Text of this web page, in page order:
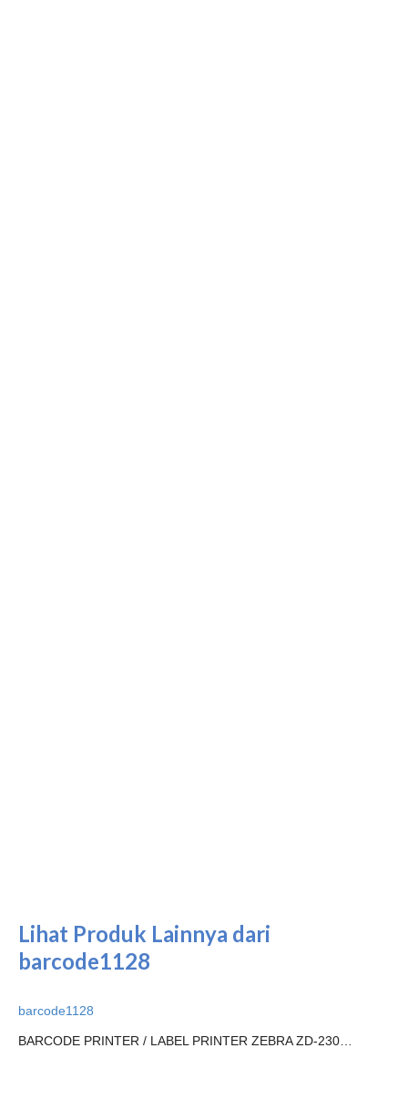
Lihat Produk Lainnya dari
barcode1128
barcode1128
BARCODE PRINTER / LABEL PRINTER ZEBRA ZD-230…